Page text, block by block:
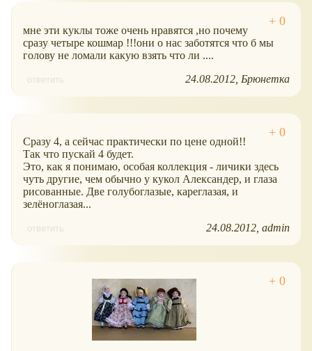
мне эти куклы тоже очень нравятся ,но почему
сразу четыре кошмар !!!они о нас заботятся что б мы
голову не ломали какую взять что ли ....
ответить 24.08.2012 Брюнетка
Сразу 4, а сейчас практически по цене одной!!
Так что пускай 4 будет.
Это, как я понимаю, особая коллекция - личики здесь
чуть другие, чем обычно у кукол Александер, и глаза
рисованные. Две голубоглазые, кареглазая, и
зелёноглазая...
ответить 24.08.2012 admin